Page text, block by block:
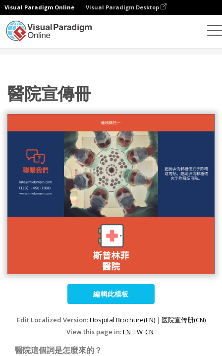
Visual Paradigm Online Visual Paradigm Desktop
醫院宣傳冊
編輯此模板
Edit Localized Version:Hospital Brochure(EN)| 医院宣传册(CN)
View this page in:EN TW CN
醫院這個詞是怎麼來的？